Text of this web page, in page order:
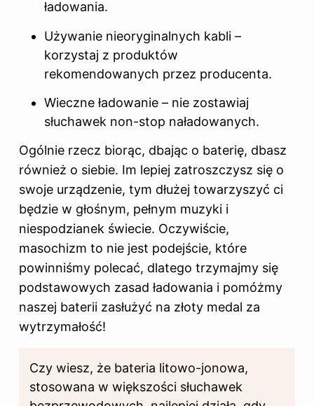
ładowania.
Używanie nieoryginalnych kabli –
korzystaj z produktów
rekomendowanych przez producenta.
Wieczne ładowanie – nie zostawiaj
słuchawek non-stop naładowanych.
Ogólnie rzecz biorąc, dbając o baterię, dbasz
również o siebie. Im lepiej zatroszczysz się o
swoje urządzenie, tym dłużej towarzyszyć ci
będzie w głośnym, pełnym muzyki i
niespodzianek świecie. Oczywiście,
masochizm to nie jest podejście, które
powinniśmy polecać, dlatego trzymajmy się
podstawowych zasad ładowania i pomóżmy
naszej baterii zasłużyć na złoty medal za
wytrzymałość!
Czy wiesz, że bateria litowo-jonowa,
stosowana w większości słuchawek